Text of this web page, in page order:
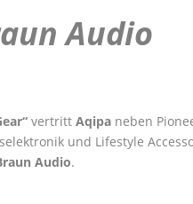
Audio
vertrittAqipa neben
und Lifestyle
Audio.